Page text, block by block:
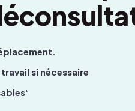
si nécessaire
*